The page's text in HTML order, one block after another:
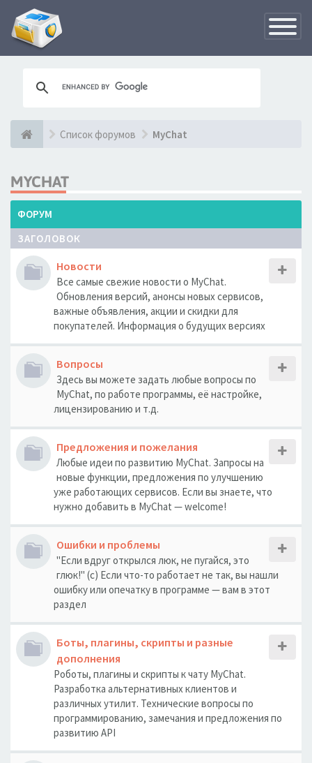
Список форумов MyChat
MYCHAT
ФОРУМ
ЗАГОЛОВОК
Новости
Все самые свежие новости о MyChat.
Обновления версий, анонсы новых сервисов,
важные объявления, акции и скидки для
покупателей. Информация о будущих версиях
Вопросы
Здесь вы можете задать любые вопросы по
MyChat, по работе программы, её настройке,
лицензированию и т.д.
Предложения и пожелания
Любые идеи по развитию MyChat. Запросы на
новые функции, предложения по улучшению
уже работающих сервисов. Если вы знаете, что
нужно добавить в MyChat — welcome!
Ошибки и проблемы
"Если вдруг открылся люк, не пугайся, это
глюк!" (с) Если что-то работает не так, вы нашли
ошибку или опечатку в программе — вам в этот
раздел
Боты, плагины, скрипты и разные
дополнения
Роботы, плагины и скрипты к чату MyChat.
Разработка альтернативных клиентов и
различных утилит. Технические вопросы по
программированию, замечания и предложения по
развитию API